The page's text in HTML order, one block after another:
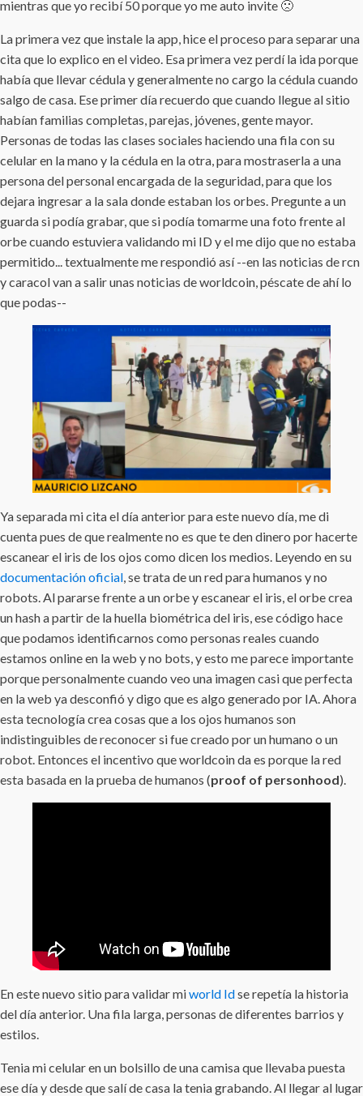
mientras que yo recibí 50 porque yo me auto invite 🙁
La primera vez que instale la app, hice el proceso para separar una
cita que lo explico en el video. Esa primera vez perdí la ida porque
había que llevar cédula y generalmente no cargo la cédula cuando
salgo de casa. Ese primer día recuerdo que cuando llegue al sitio
habían familias completas, parejas, jóvenes, gente mayor.
Personas de todas las clases sociales haciendo una fila con su
celular en la mano y la cédula en la otra, para mostraserla a una
persona del personal encargada de la seguridad, para que los
dejara ingresar a la sala donde estaban los orbes. Pregunte a un
guarda si podía grabar, que si podía tomarme una foto frente al
orbe cuando estuviera validando mi ID y el me dijo que no estaba
permitido... textualmente me respondió así --en las noticias de rcn
y caracol van a salir unas noticias de worldcoin, péscate de ahí lo
que podas--
Ya separada mi cita el día anterior para este nuevo día, me di
cuenta pues de que realmente no es que te den dinero por hacerte
escanear el iris de los ojos como dicen los medios. Leyendo en su
documentación oficial, se trata de un red para humanos y no
robots. Al pararse frente a un orbe y escanear el iris, el orbe crea
un hash a partir de la huella biométrica del iris, ese código hace
que podamos identificarnos como personas reales cuando
estamos online en la web y no bots, y esto me parece importante
porque personalmente cuando veo una imagen casi que perfecta
en la web ya desconfió y digo que es algo generado por IA. Ahora
esta tecnología crea cosas que a los ojos humanos son
indistinguibles de reconocer si fue creado por un humano o un
robot. Entonces el incentivo que worldcoin da es porque la red
esta basada en la prueba de humanos (proof of personhood).
En este nuevo sitio para validar miworld Idse repetía la historia
del día anterior. Una fila larga, personas de diferentes barrios y
estilos.
Tenia mi celular en un bolsillo de una camisa que llevaba puesta
ese día y desde que salí de casa la tenia grabando. Al llegar al lugar